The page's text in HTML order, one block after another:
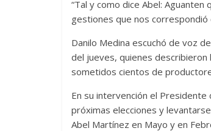
“Tal y como dice Abel:
gestiones que nos correspondió
Danilo Medina escuchó de voz
del jueves, quienes describieron
sometidos cientos de
En su intervención el
próximas elecciones y
Abel Martínez en Mayo y en